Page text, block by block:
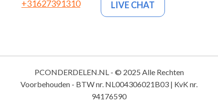
+31627391310
LIVE CHAT
PCONDERDELEN.NL - © 2025 Alle Rechten
Voorbehouden - BTW nr. NL004306021B03 | KvK nr.
94176590